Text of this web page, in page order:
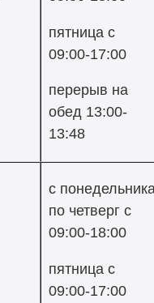
пятница с
09:00-17:00
перерыв на
обед 13:00-
13:48
с понедельника
по четверг с
09:00-18:00
пятница с
09:00-17:00